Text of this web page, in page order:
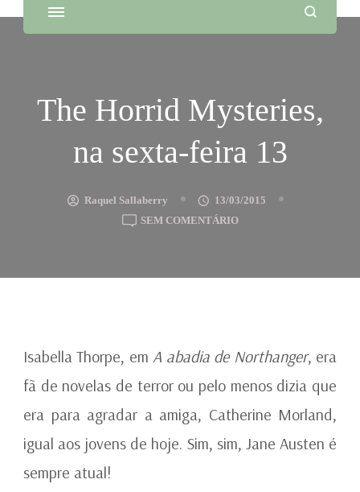
The Horrid Mysteries,
na sexta-feira 13
Raquel Sallaberry
13/03/2015
SEM COMENTÁRIOEM
MYSTERIES,
13
Isabella Thorpe, emA abadia de Northanger, era
fã de novelas de terror ou pelo menos dizia que
era para agradar a amiga, Catherine Morland,
igual aos jovens de hoje. Sim, sim, Jane Austen é
sempre atual!